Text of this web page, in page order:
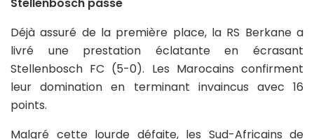
Stellenbosch passe
Déjà assuré de la première place, la RS Berkane a
livré une prestation éclatante en écrasant
Stellenbosch FC (5-0). Les Marocains confirment
leur domination en terminant invaincus avec 16
points.
Malgré cette lourde défaite, les Sud-Africains de